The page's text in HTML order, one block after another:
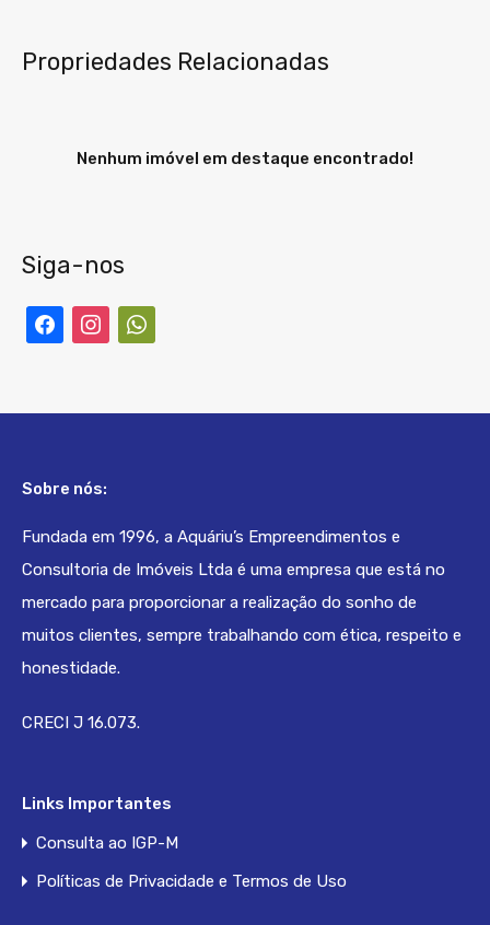
Propriedades Relacionadas
Nenhum imóvel em destaque encontrado!
Siga-nos
facebookinstagramwhatsapp
Sobre nós:
Fundada em 1996, a Aquáriu’s Empreendimentos e
Consultoria de Imóveis Ltda é uma empresa que está no
mercado para proporcionar a realização do sonho de
muitos clientes, sempre trabalhando com ética, respeito e
honestidade.
CRECI J 16.073.
Links Importantes
Consulta ao IGP-M
Políticas de Privacidade e Termos de Uso